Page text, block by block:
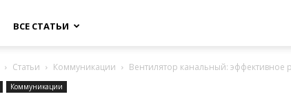
ВСЕ СТАТЬИ
Статьи Коммуникации Вентилятор канальный: эффективное
Коммуникации